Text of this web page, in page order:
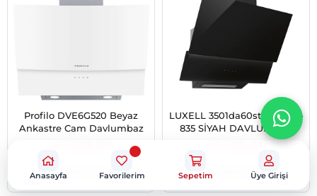
Profilo DVE6G520 Beyaz
Ankastre Cam Davlumbaz
SEPETE EKLE
LUXELL 3501da60str07 DA6-
835 SİYAH DAVLUMBAZ
SEPETE EKLE
Anasayfa Favorilerim Sepetim Üye Girişi